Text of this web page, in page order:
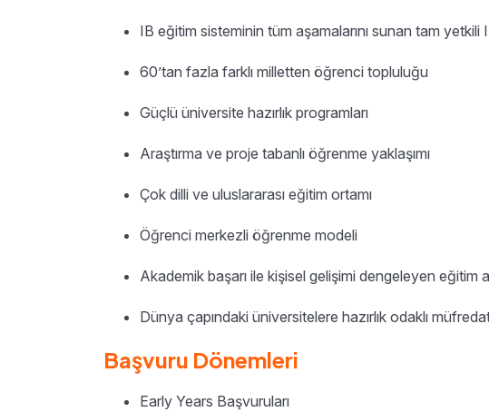
IB eğitim sisteminin tüm aşamalarını sunan tam
60’tan fazla farklı milletten öğrenci topluluğu
Güçlü üniversite hazırlık programları
Araştırma ve proje tabanlı öğrenme yaklaşımı
Çok dilli ve uluslararası eğitim ortamı
Öğrenci merkezli öğrenme modeli
Akademik başarı ile kişisel gelişimi dengeleyen eğitim
Dünya çapındaki üniversitelere hazırlık odaklı
Başvuru Dönemleri
Early Years Başvuruları